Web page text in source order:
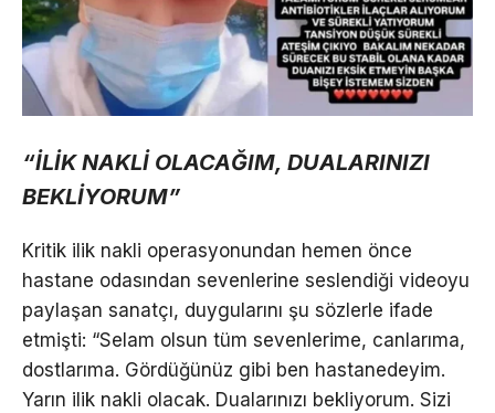
“İLİK NAKLİ OLACAĞIM, DUALARINIZI
BEKLİYORUM”
Kritik ilik nakli operasyonundan hemen önce
hastane odasından sevenlerine seslendiği videoyu
paylaşan sanatçı, duygularını şu sözlerle ifade
etmişti: “Selam olsun tüm sevenlerime, canlarıma,
dostlarıma. Gördüğünüz gibi ben hastanedeyim.
Yarın ilik nakli olacak. Dualarınızı bekliyorum. Sizi